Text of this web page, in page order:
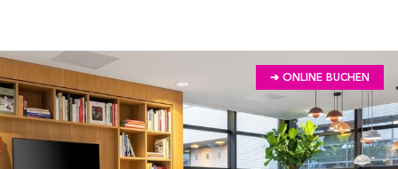
➔ ONLINE BUCHEN